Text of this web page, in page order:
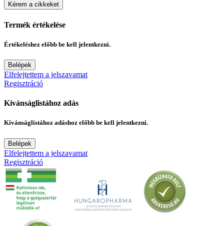
Kérem a cikkeket
Termék értékelése
Értékeléshez előbb be kell jelentkezni.
Belépek
Elfelejtettem a jelszavamat
Regisztráció
Kívánságlistához adás
Kívánságlistához adáshoz előbb be kell jelentkezni.
Belépek
Elfelejtettem a jelszavamat
Regisztráció